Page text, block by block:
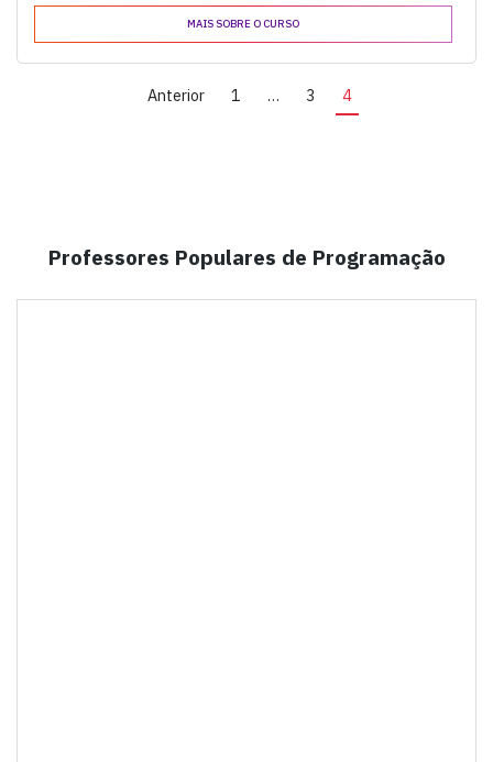
MAIS SOBRE O CURSO
Anterior 1 … 3 4
Professores Populares de Programação